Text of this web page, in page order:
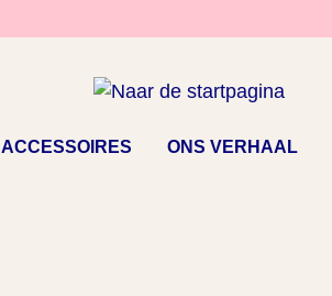
ACCESSOIRES ONS VERHAAL